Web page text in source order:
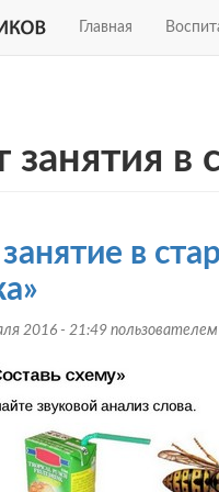
Главная
занятия в
в
2016 - 21:49 пользователем